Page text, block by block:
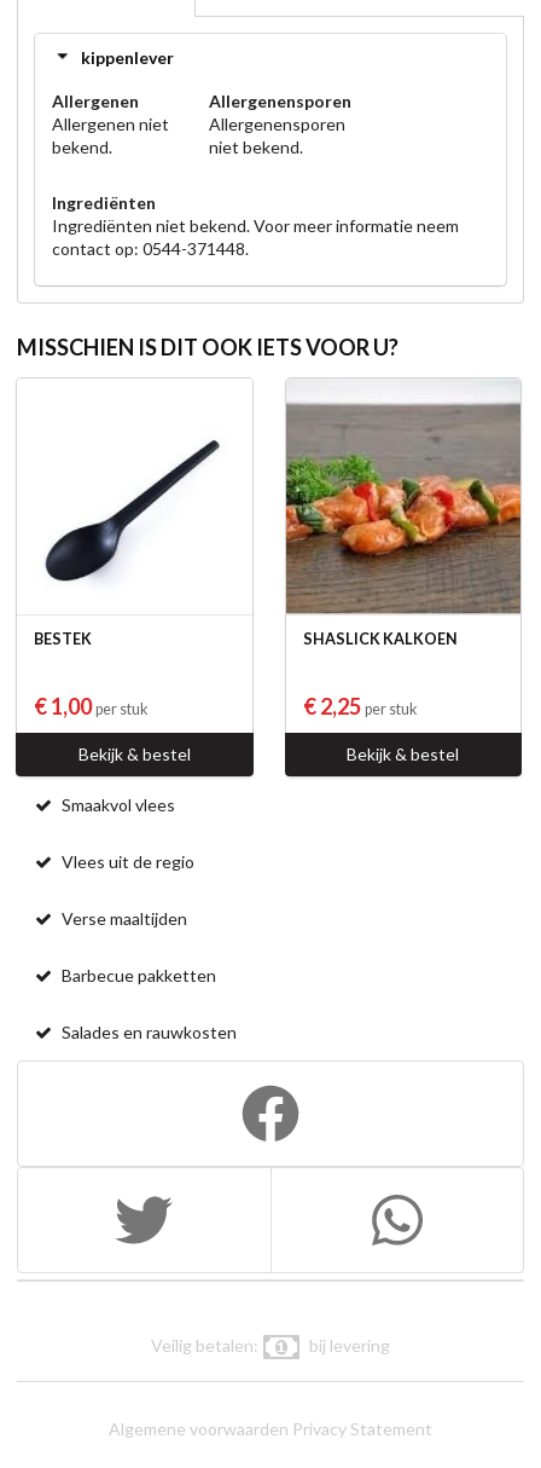
kippenlever
Allergenen
Allergenen niet
bekend.
Allergenensporen
Allergenensporen
niet bekend.
Ingrediënten
Ingrediënten niet bekend. Voor meer informatie neem
contact op: 0544-371448.
MISSCHIEN IS DIT OOK IETS VOOR U?
BESTEK
€ 1,00per stuk
Bekijk & bestel
SHASLICK KALKOEN
€ 2,25 per stuk
Bekijk & bestel
Smaakvol vlees
Vlees uit de regio
Verse maaltijden
Barbecue pakketten
Salades en rauwkosten
Veilig betalen: bij levering
Algemene voorwaarden Privacy Statement